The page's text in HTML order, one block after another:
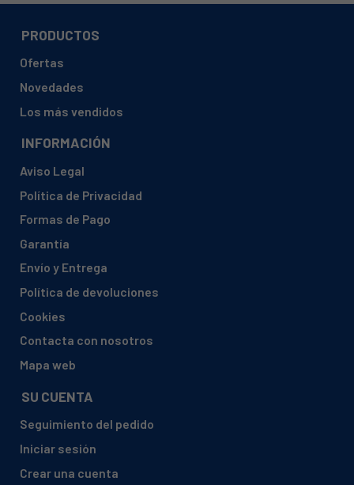
PRODUCTOS
Ofertas
Novedades
Los más vendidos
INFORMACIÓN
Aviso Legal
Política de Privacidad
Formas de Pago
Garantía
Envío y Entrega
Política de devoluciones
Cookies
Contacta con nosotros
Mapa web
SU CUENTA
Seguimiento del pedido
Iniciar sesión
Crear una cuenta